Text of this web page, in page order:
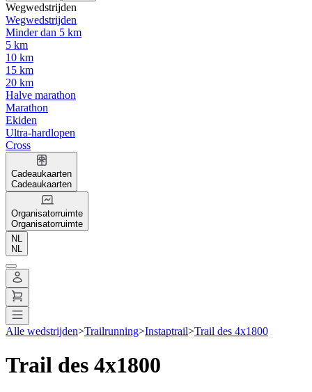
Wegwedstrijden
Wegwedstrijden
Minder dan 5 km
5 km
10 km
15 km
20 km
Halve marathon
Marathon
Ekiden
Ultra-hardlopen
Cross
Cadeaukaarten
Cadeaukaarten
Organisatorruimte
Organisatorruimte
NL
NL
Alle wedstrijden>Trailrunning>Instaptrail>Trail des 4x1800
Trail des 4x1800